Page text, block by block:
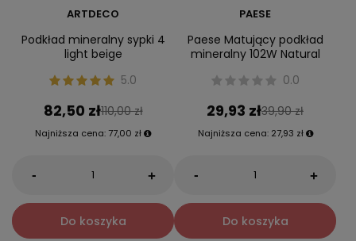
ARTDECO
Podkład mineralny sypki 4
light beige
5.0
82,50 zł110,00 zł
Najniższa cena: 77,00 zł
- +
Do koszyka
PAESE
Paese Matujący podkład
mineralny 102W Natural
0.0
29,93 zł39,90 zł
Najniższa cena: 27,93 zł
- +
Do koszyka